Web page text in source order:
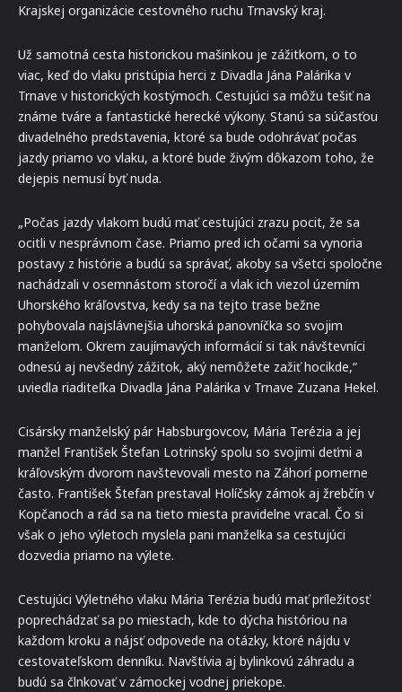
Krajskej organizácie cestovného ruchu Trnavský kraj.
Už samotná cesta historickou mašinkou je zážitkom, o to
viac, keď do vlaku pristúpia herci z Divadla Jána Palárika v
Trnave v historických kostýmoch. Cestujúci sa môžu tešiť na
známe tváre a fantastické herecké výkony. Stanú sa súčasťou
divadelného predstavenia, ktoré sa bude odohrávať počas
jazdy priamo vo vlaku, a ktoré bude živým dôkazom toho, že
dejepis nemusí byť nuda.
„Počas jazdy vlakom budú mať cestujúci zrazu pocit, že sa
ocitli v nesprávnom čase. Priamo pred ich očami sa vynoria
postavy z histórie a budú sa správať, akoby sa všetci spoločne
nachádzali v osemnástom storočí a vlak ich viezol územím
Uhorského kráľovstva, kedy sa na tejto trase bežne
pohybovala najslávnejšia uhorská panovníčka so svojim
manželom. Okrem zaujímavých informácií si tak návštevníci
odnesú aj nevšedný zážitok, aký nemôžete zažiť hocikde,“
uviedla riaditeľka Divadla Jána Palárika v Trnave Zuzana Hekel.
Cisársky manželský pár Habsburgovcov, Mária Terézia a jej
manžel František Štefan Lotrinský spolu so svojimi deťmi a
kráľovským dvorom navštevovali mesto na Záhorí pomerne
často. František Štefan prestaval Holíčsky zámok aj žrebčín v
Kopčanoch a rád sa na tieto miesta pravidelne vracal. Čo si
však o jeho výletoch myslela pani manželka sa cestujúci
dozvedia priamo na výlete.
Cestujúci Výletného vlaku Mária Terézia budú mať príležitosť
poprechádzať sa po miestach, kde to dýcha históriou na
každom kroku a nájsť odpovede na otázky, ktoré nájdu v
cestovateľskom denníku. Navštívia aj bylinkovú záhradu a
budú sa člnkovať v zámockej vodnej priekope.